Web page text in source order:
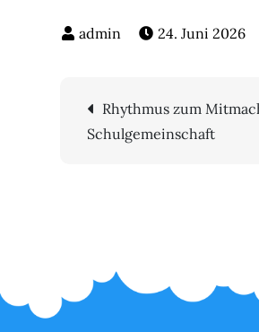
24. Juni 2026
Rhythmus zum
Schulgemeinschaft